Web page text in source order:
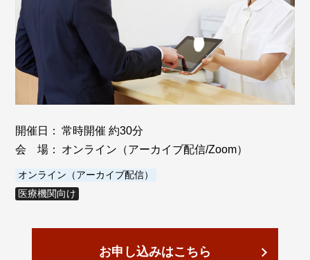
開催日：
常時開催 約30分
会 場：
オンライン（アーカイブ配信/Zoom）
オンライン（アーカイブ配信）
医療機関向け
お申し込みはこちら